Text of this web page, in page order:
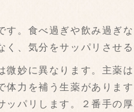
。食べ過ぎや飲み過ぎ
、気分をサッパリさせ
妙に異なります。主薬
体力を補う生薬がありま
ッパリします。２番手の